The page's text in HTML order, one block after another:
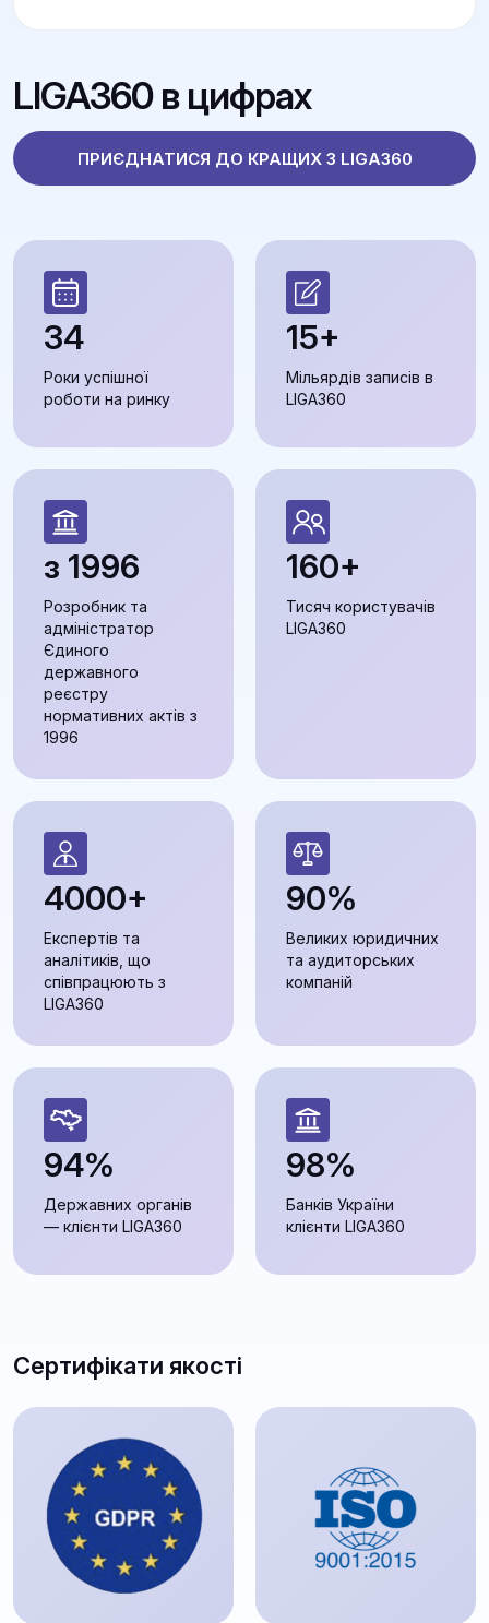
LIGA360 в цифрах
ПРИЄДНАТИСЯ ДО КРАЩИХ З LIGA360
34
Роки успішної
роботи на ринку
15+
Мільярдів записів в
LIGA360
з 1996
Розробник та
адміністратор
Єдиного
державного
реєстру
нормативних актів з
1996
160+
Тисяч користувачів
LIGA360
4000+
Експертів та
аналітиків, що
співпрацюють з
LIGA360
90%
Великих юридичних
та аудиторських
компаній
94%
Державних органів
— клієнти LIGA360
98%
Банків України
клієнти LIGA360
Сертифікати якості